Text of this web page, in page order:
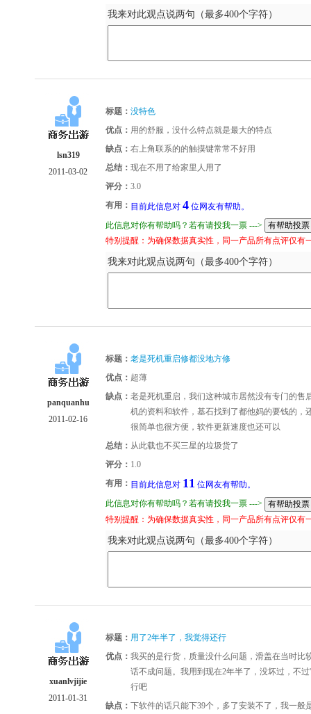
我来对此观点说两句（最多400个字符）
lsn319
2011-03-02
标题： 没特色
优点： 用的舒服，没什么特点就是最大的特点
缺点： 右上角联系的的触摸键常常不好用
总结： 现在不用了给家里人用了
评分： 3.0
有用： 目前此信息对 4 位网友有帮助。
此信息对你有帮助吗？若有请投我一票 --->
特别提醒：为确保数据真实性，同一产品所有点评仅有
我来对此观点说两句（最多400个字符）
panquanhu
2011-02-16
标题： 老是死机重启修都没地方修
优点： 超薄
缺点： 老是死机重启，我们这种城市居然没有专门的
机的资料和软件，基石找到了都他妈的要钱的
很简单也很方便，软件更新速度也还可以
总结： 从此载也不买三星的垃圾货了
评分： 1.0
有用： 目前此信息对 11 位网友有帮助。
此信息对你有帮助吗？若有请投我一票 --->
特别提醒：为确保数据真实性，同一产品所有点评仅有
我来对此观点说两句（最多400个字符）
xuanlvjijie
2011-01-31
标题： 用了2年半了，我觉得还行
优点： 我买的是行货，质量没什么问题，滑盖在当时
话不成问题。我用到现在2年半了，没坏过，不
行吧
缺点： 下软件的话只能下39个，多了安装不了，我一